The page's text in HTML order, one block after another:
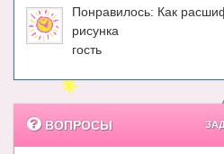
НОВОСТИ ЛОПОТУНА
Блог Администратора
О проекте
Понравилось: Как
рисунка
гость
ВОПРОСЫ